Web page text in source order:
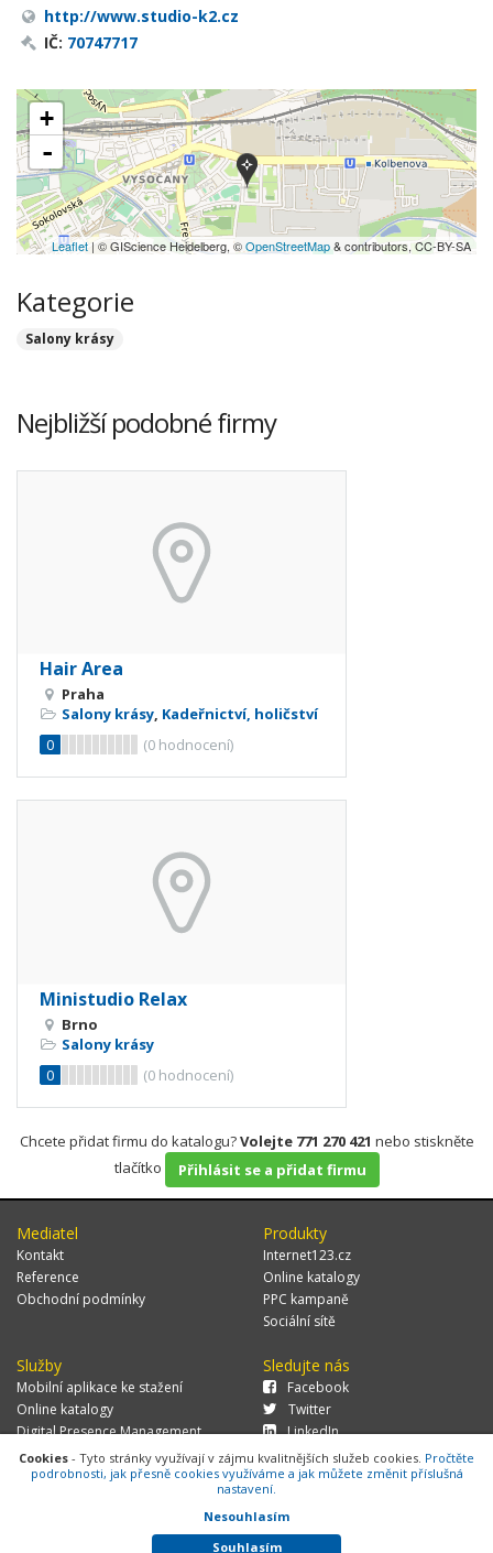
http://www.studio-k2.cz
IČ: 70747717
+
-
Leaflet | © GIScience Heidelberg, ©OpenStreetMap& contributors, CC-BY-SA
Kategorie
Salony krásy
Nejbližší podobné firmy
Hair Area
Praha
Salony krásy, Kadeřnictví, holičství
0
(0 hodnocení)
Ministudio Relax
Brno
Salony krásy
0
(0 hodnocení)
Chcete přidat firmu do katalogu?Volejte 771 270 421 nebo stiskněte
tlačítko
Přihlásit se a přidat firmu
Mediatel
Kontakt
Reference
Obchodní podmínky
Produkty
Internet123.cz
Online katalogy
PPC kampaně
Sociální sítě
Služby
Mobilní aplikace ke stažení
Online katalogy
Digital Presence Management
Více zákazníků
Sledujte nás
Facebook
Twitter
LinkedIn
© 2026 MEDIATEL CZ, s.r.o.,Za Potokem 46/4, 106 00 Praha 10, tel.:
+420 771 270 421, verze 1.29.0.143,
Cookies
Cookies - Tyto stránky využívají v zájmu kvalitnějších služeb cookies. Pročtěte
podrobnosti, jak přesně cookies využíváme a jak můžete změnit příslušná
nastavení.
Nesouhlasím
Souhlasím